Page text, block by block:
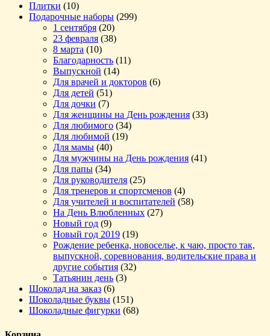
Плитки (10)
Подарочные наборы (299)
1 сентября (20)
23 февраля (38)
8 марта (10)
Благодарность (11)
Выпускной (14)
Для врачей и докторов (6)
Для детей (51)
Для дочки (7)
Для женщины на День рождения (33)
Для любимого (34)
Для любимой (19)
Для мамы (40)
Для мужчины на День рождения (41)
Для папы (34)
Для руководителя (25)
Для тренеров и спортсменов (4)
Для учителей и воспитателей (58)
На День Влюбленных (27)
Новый год (9)
Новый год 2019 (19)
Рождение ребенка, новоселье, к чаю, просто так,
выпускной, соревнования, водительские права и
другие события (32)
Татьянин день (3)
Шоколад на заказ (6)
Шоколадные буквы (151)
Шоколадные фигурки (68)